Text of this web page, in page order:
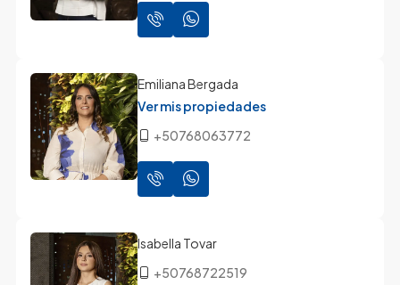
Emiliana Bergada
Ver mis propiedades
+50768063772
Isabella Tovar
+50768722519